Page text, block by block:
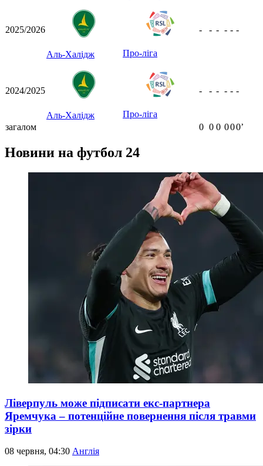
2025/2026
Аль-Халідж Про-ліга
- - - - - -
2024/2025
Аль-Халідж Про-ліга
- - - - - -
загалом 0 0 0 000ʼ
Новини на футбол 24
Ліверпуль може підписати екс-партнера
Яремчука – потенційне повернення після травми
зірки
08 червня, 04:30 Англія